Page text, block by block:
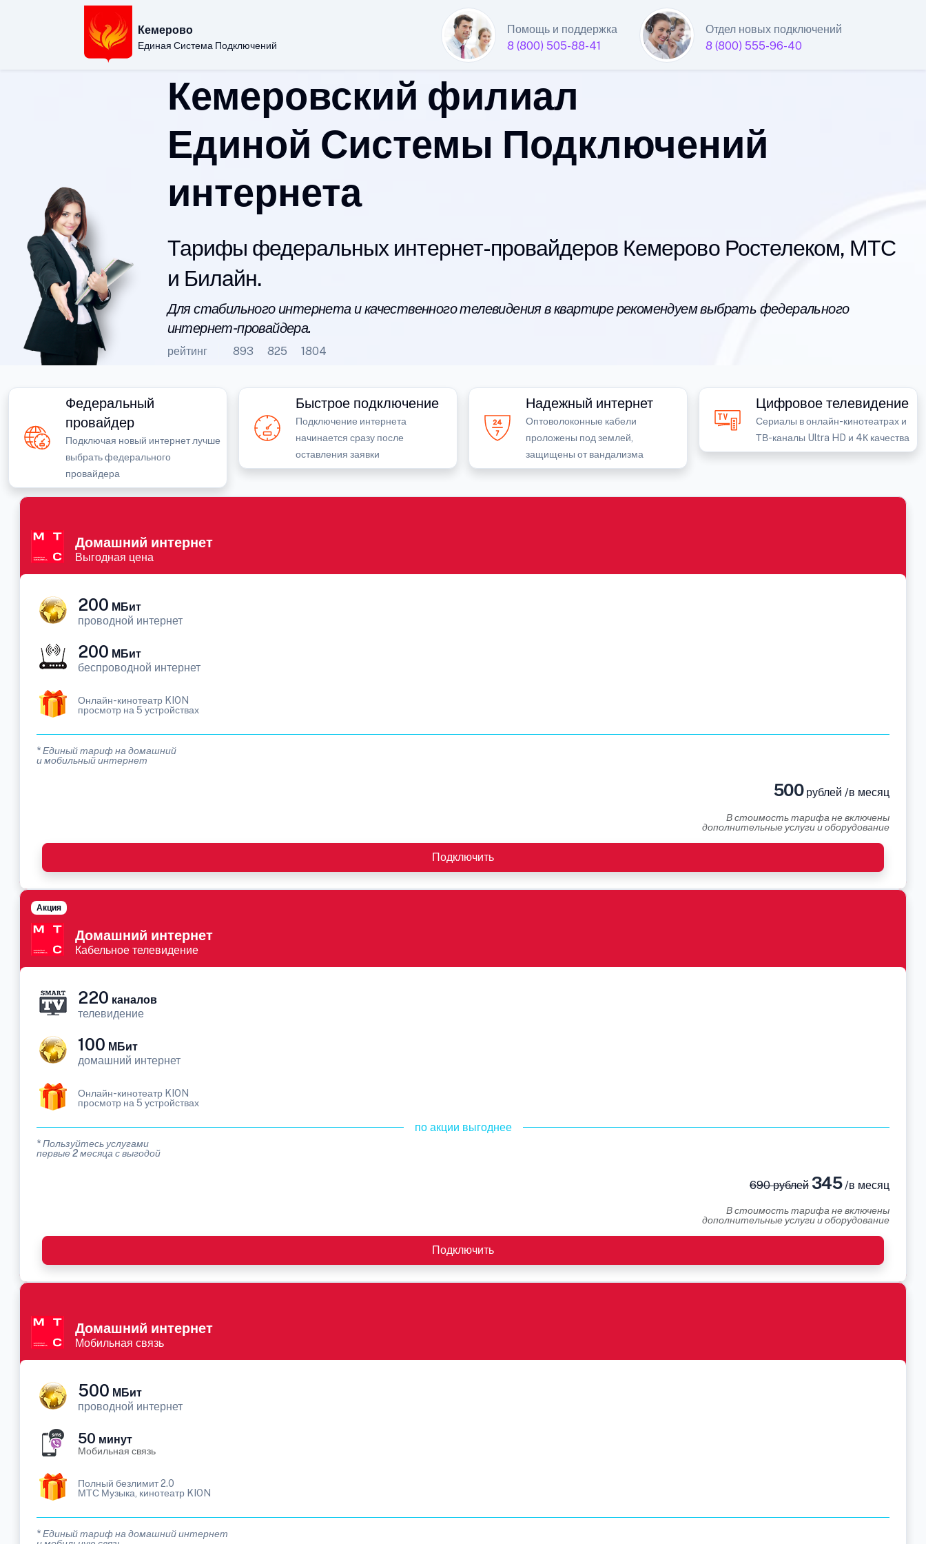
Кемерово
Единая Система Подключений
Помощь и поддержка
8 (800) 505-88-41
Отдел новых подключений
8 (800) 555-96-40
Кемеровский филиал
Единой Системы Подключений
интернета
Тарифы федеральных интернет-провайдеров Кемерово Ростелеком, МТС
и Билайн.
Для стабильного интернета и качественного телевидения в квартире рекомендуем выбрать федерального
интернет-провайдера.
рейтинг 893 825 1804
Федеральный
провайдер
Подключая новый интернет лучше
выбрать федерального
провайдера
Быстрое подключение
Подключение интернета
начинается сразу после
оставления заявки
Надежный интернет
Оптоволоконные кабели
проложены под землей,
защищены от вандализма
Цифровое телевидение
Сериалы в онлайн-кинотеатрах и
ТВ-каналы Ultra HD и 4К качества
Домашний интернет
Выгодная цена
200 МБит
проводной интернет
200 МБит
беспроводной интернет
Онлайн-кинотеатр KION
просмотр на 5 устройствах
* Единый тариф на домашний
и мобильный интернет
500рублей /в месяц
В стоимость тарифа не включены
дополнительные услуги и оборудование
Подключить
Домашний интернет
Кабельное телевидение
Акция
220 каналов
телевидение
100 МБит
домашний интернет
Онлайн-кинотеатр KION
просмотр на 5 устройствах
по акции выгоднее
* Пользуйтесь услугами
первые 2 месяца с выгодой
690 рублей345/в месяц
В стоимость тарифа не включены
дополнительные услуги и оборудование
Подключить
Домашний интернет
Мобильная связь
500 МБит
проводной интернет
50 минут
Мобильная связь
Полный безлимит 2.0
МТС Музыка, кинотеатр KION
* Единый тариф на домашний интернет